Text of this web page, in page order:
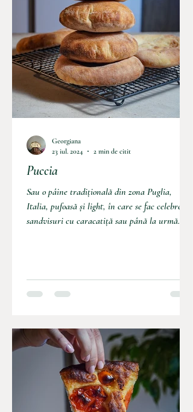
Puccia
Sau o pâine tradițională din zona Puglia,
Italia, pufoasă și light, în care se fac celebrele
sandvisuri cu caracatiță sau până la urmă
Georgiana
23 iul. 2024
2 min de citit